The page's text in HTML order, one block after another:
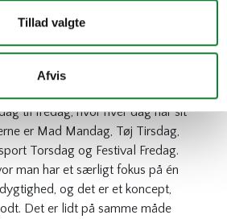
Tillad valgte
Afvis
hvor gymnasier konkurrerer
bæredygtige ideer og
til fredag, hvor hver dag har sit
er Mad Mandag, Tøj Tirsdag,
Torsdag og Festival Fredag.
man har et særligt fokus på én
og det er et koncept,
Det er lidt på samme måde